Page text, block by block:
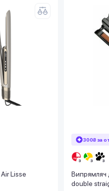
Lisse
300₴ за
Випрямляч
double